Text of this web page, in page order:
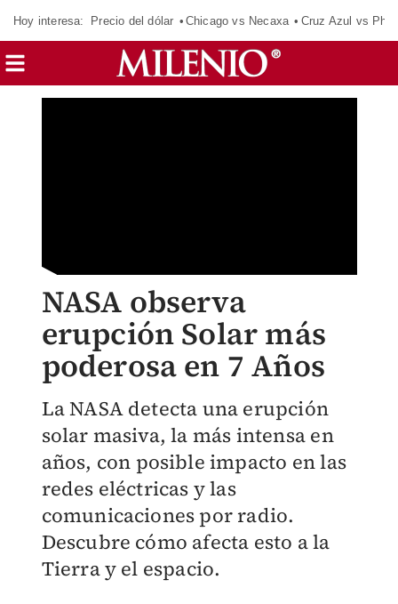
Hoy interesa: Precio del dólar Chicago vs Necaxa Cruz Azul vs
NASA observa
erupción Solar más
poderosa en 7 Años
La NASA detecta una erupción
solar masiva, la más intensa en
años, con posible impacto en las
redes eléctricas y las
comunicaciones por radio.
Descubre cómo afecta esto a la
Tierra y el espacio.